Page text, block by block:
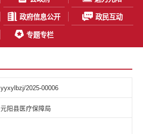
政府信息公开 政民互动
专题专栏
yyxylbzj/2025-00006
元阳县医疗保障局